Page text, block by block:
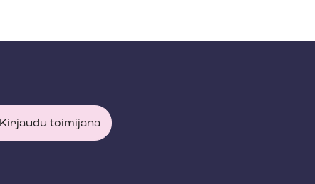
Kirjaudu toimijana